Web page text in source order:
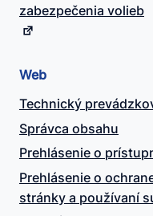
zabezpečenia volieb
Web
Technický
Správca obsahu
Prehlásenie o
Prehlásenie o
stránky a používaní